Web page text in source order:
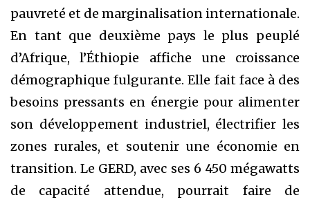
pauvreté et de marginalisation internationale.
En tant que deuxième pays le plus peuplé
d’Afrique, l’Éthiopie affiche une croissance
démographique fulgurante. Elle fait face à des
besoins pressants en énergie pour alimenter
son développement industriel, électrifier les
zones rurales, et soutenir une économie en
transition. Le GERD, avec ses 6 450 mégawatts
de capacité attendue, pourrait faire de